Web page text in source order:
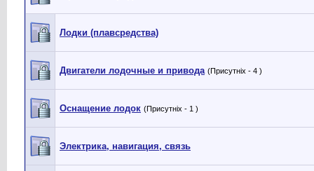
Лодки (плавсредства)
Двигатели лодочные и привода (Присутніх - 4 )
Оснащение лодок (Присутніх - 1 )
Электрика, навигация, связь